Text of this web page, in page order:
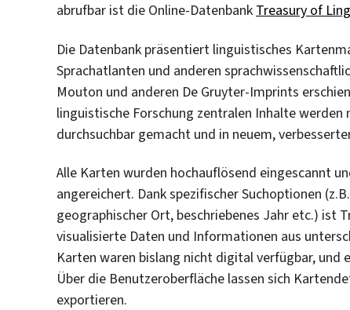
abrufbar ist die Online-Datenbank Treasury of
Die Datenbank präsentiert linguistisches
Sprachatlanten und anderen
Mouton und anderen De Gruyter-Imprints
linguistische Forschung zentralen Inhalte
durchsuchbar gemacht und in neuem,
Alle Karten wurden hochauflösend eingescannt
angereichert. Dank spezifischer Suchoptionen
geographischer Ort, beschriebenes Jahr etc.) ist
visualisierte Daten und Informationen aus
Karten waren bislang nicht digital verfügbar, und
Über die Benutzeroberfläche lassen sich
exportieren.